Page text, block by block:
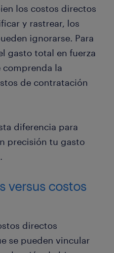
los costos directos
y rastrear, los
ignorarse. Para
gasto total en fuerza
comprenda la
de contratación
diferencia para
precisión tu gasto
versus costos
directos
se pueden vincular